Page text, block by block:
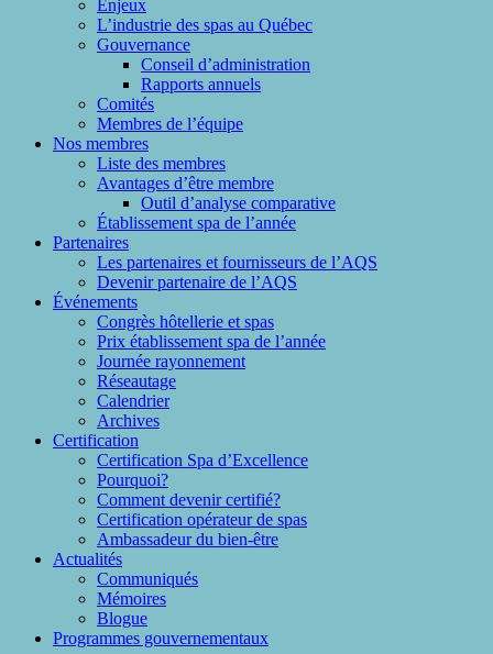
Enjeux
L’industrie des spas au Québec
Gouvernance
Conseil d’administration
Rapports annuels
Comités
Membres de l’équipe
Nos membres
Liste des membres
Avantages d’être membre
Outil d’analyse comparative
Établissement spa de l’année
Partenaires
Les partenaires et fournisseurs de l’AQS
Devenir partenaire de l’AQS
Événements
Congrès hôtellerie et spas
Prix établissement spa de l’année
Journée rayonnement
Réseautage
Calendrier
Archives
Certification
Certification Spa d’Excellence
Pourquoi?
Comment devenir certifié?
Certification opérateur de spas
Ambassadeur du bien-être
Actualités
Communiqués
Mémoires
Blogue
Programmes gouvernementaux